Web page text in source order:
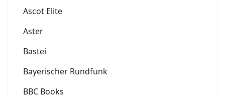
Ascot Elite
Aster
Bastei
Bayerischer Rundfunk
BBC Books